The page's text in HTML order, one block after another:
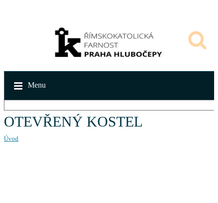
Menu
OTEVŘENÝ KOSTEL
Úvod